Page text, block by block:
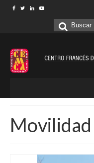
Buscar
Movilidad